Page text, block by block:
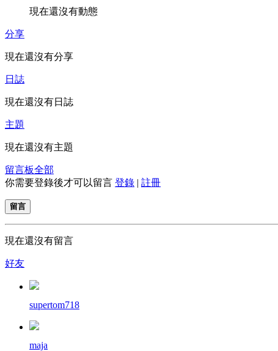
現在還沒有動態
分享
現在還沒有分享
日誌
現在還沒有日誌
主題
現在還沒有主題
留言板全部
你需要登錄後才可以留言 登錄 | 註冊
留言
現在還沒有留言
好友
supertom718
maja